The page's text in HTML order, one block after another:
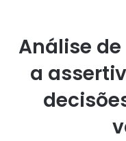
Análise
a